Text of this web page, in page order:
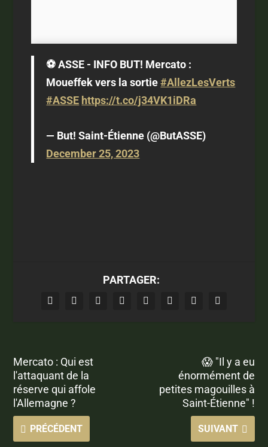
⚽️ ASSE - INFO BUT! Mercato :
Moueffek vers la sortie#AllezLesVerts
#ASSE https://t.co/j34VK1iDRa
— But! Saint-Étienne (@ButASSE)
December 25, 2023
PARTAGER:
Mercato : Qui est
l'attaquant de la
réserve qui affole
l'Allemagne ?
PRÉCÉDENT
😱 "Il y a eu
énormément de
petites magouilles à
Saint-Étienne" !
SUIVANT